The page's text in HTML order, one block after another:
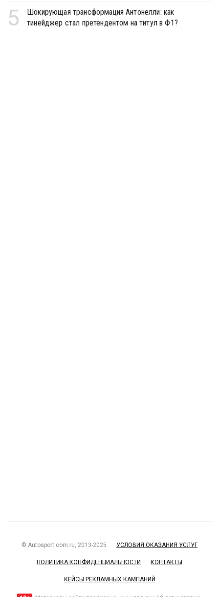
5
Шокирующая трансформация Антонелли: как
тинейджер стал претендентом на титул в Ф1?
© Autosport.com.ru, 2013-2025 УСЛОВИЯ ОКАЗАНИЯ УСЛУГ
ПОЛИТИКА КОНФИДЕНЦИАЛЬНОСТИ КОНТАКТЫ
КЕЙСЫ РЕКЛАМНЫХ КАМПАНИЙ